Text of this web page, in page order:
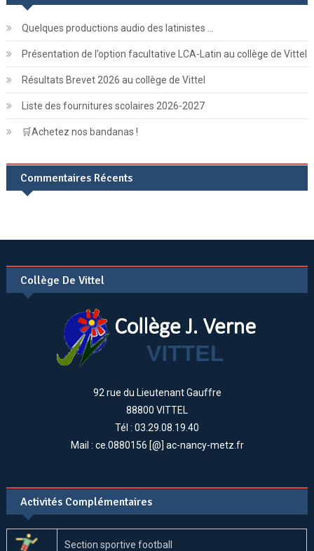
Quelques productions audio des latinistes …
Présentation de l’option facultative LCA-Latin au collège de Vittel
Résultats Brevet 2026 au collège de Vittel
Liste des fournitures scolaires 2026-2027
🛒Achetez nos bandanas !
Commentaires Récents
Collège De Vittel
92 rue du Lieutenant Gauffre
88800 VITTEL
Tél : 03.29.08.19.40
Mail : ce.0880156 [@] ac-nancy-metz.fr
Activités Complémentaires
Section sportive football